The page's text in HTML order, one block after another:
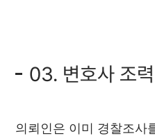
03. 변호사 조력
의뢰인은 이미 경찰조사